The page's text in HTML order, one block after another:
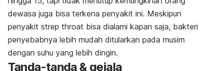
dewasa juga bisa terkena penyakit ini. Meskipun
penyakit strep throat bisa dialami kapan saja, bakteri
penyebabnya lebih mudah ditularkan pada musim
dengan suhu yang lebih dingin.
Tanda-tanda & gejala